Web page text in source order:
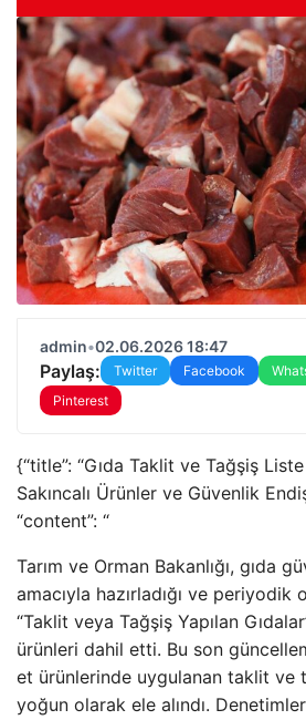
admin•02.06.2026 18:47
Paylaş: Twitter Facebook
Pinterest
{“title”: “Gıda Taklit ve Tağşiş
Sakıncalı Ürünler ve Güvenlik
“content”: “
Tarım ve Orman Bakanlığı, gıda
amacıyla hazırladığı ve
“Taklit veya Tağşiş Yapılan
ürünleri dahil etti. Bu son
et ürünlerinde uygulanan taklit ve
yoğun olarak ele alındı.